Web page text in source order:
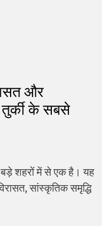
और
के सबसे
शहरों में से एक है। यह
सांस्कृतिक समृद्धि